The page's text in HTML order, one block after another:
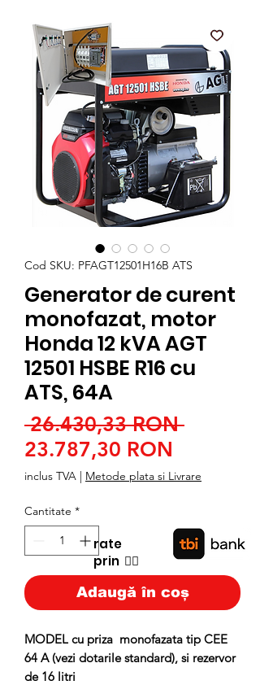
Cod SKU: PFAGT12501H16B ATS
Generator de curent
monofazat, motor
Honda 12 kVA AGT
12501 HSBE R16 cu
ATS, 64A
26.430,33 RON Preț
23.787,30 RON
redus
inclus TVA | Metode plata si Livrare
Cantitate *
Adaugă în coș
MODEL cu priza monofazata tip CEE
64 A (vezi dotarile standard), si rezervor
de 16 litri
rate
prin 👉🏿